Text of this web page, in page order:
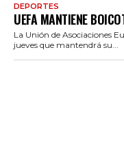
DEPORTES
UEFA MANTIENE
La Unión de Asociaciones
jueves que mantendrá su...